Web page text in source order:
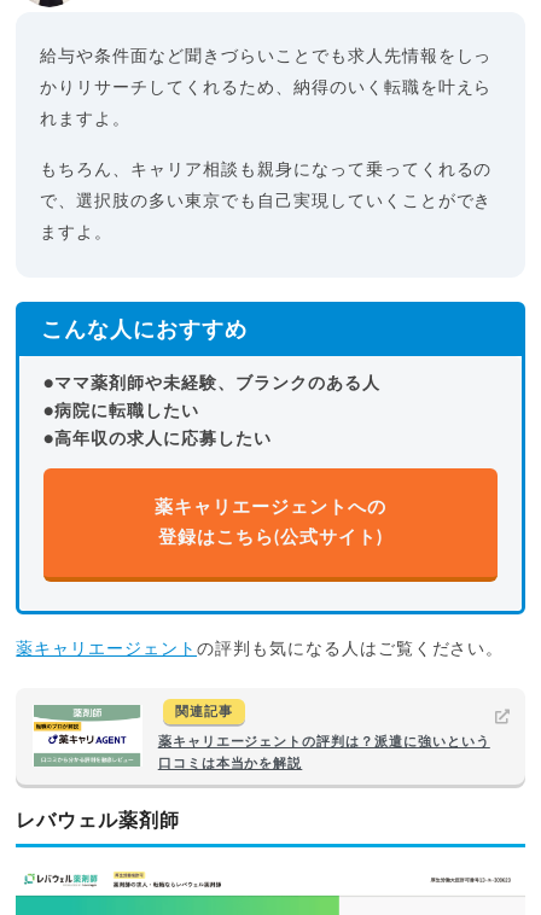
給与や条件面など聞きづらいことでも求人先情報をしっ
かりリサーチしてくれるため、納得のいく転職を叶えら
れますよ。
もちろん、キャリア相談も親身になって乗ってくれるの
で、選択肢の多い東京でも自己実現していくことができ
ますよ。
こんな人におすすめ
●ママ薬剤師や未経験、ブランクのある人
●病院に転職したい
●高年収の求人に応募したい
薬キャリエージェントへの
登録はこちら(公式サイト)
薬キャリエージェントの評判も気になる人はご覧ください。
関連記事
薬キャリエージェントの評判は？派遣に強いという
口コミは本当かを解説
レバウェル薬剤師